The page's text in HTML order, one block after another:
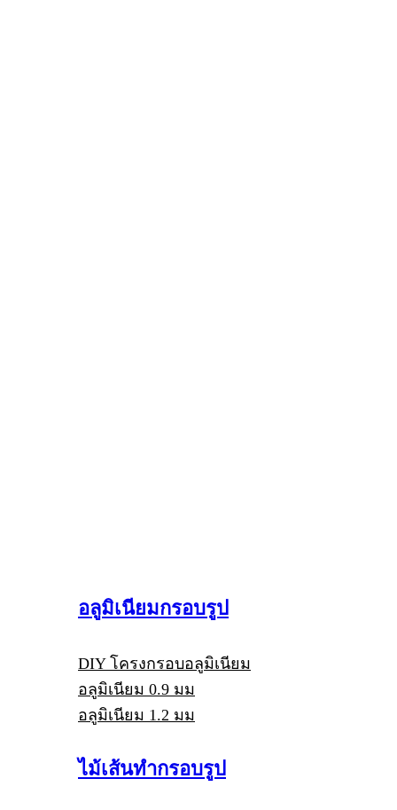
อลูมิเนียมกรอบรูป
DIY โครงกรอบอลูมิเนียม
อลูมิเนียม 0.9 มม
อลูมิเนียม 1.2 มม
ไม้เส้นทำกรอบรูป